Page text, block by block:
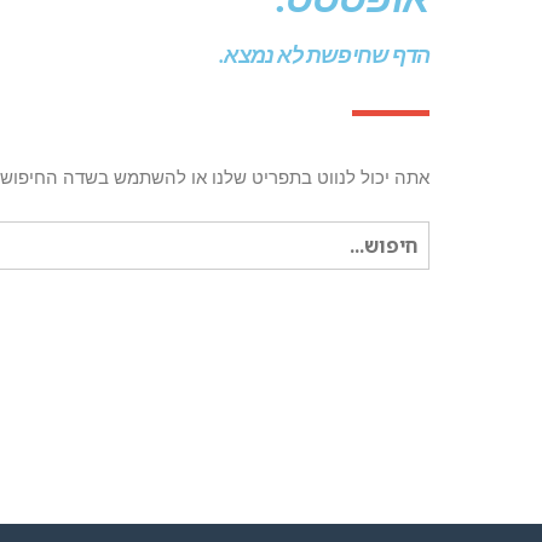
הדף שחיפשת לא נמצא.
אתה יכול לנווט בתפריט שלנו או להשתמש בשדה
חיפוש
עבור: